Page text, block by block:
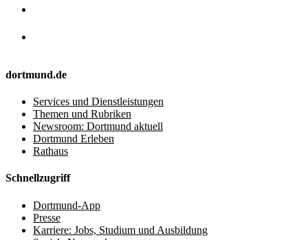
dortmund.de
Services und Dienstleistungen
Themen und Rubriken
Newsroom: Dortmund aktuell
Dortmund Erleben
Rathaus
Schnellzugriff
Dortmund-App
Presse
Karriere: Jobs, Studium und Ausbildung